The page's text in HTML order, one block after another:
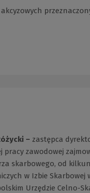
– zastępca
pracy zawodowej
skarbowego, od
w Izbie Skarbowej
Urzędzie Celno-